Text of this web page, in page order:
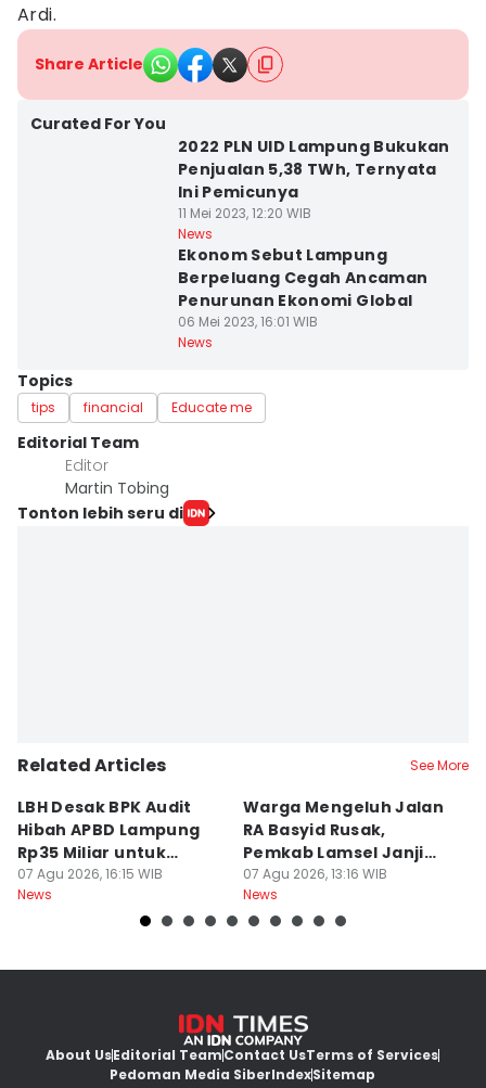
Ardi.
Share Article
Curated For You
2022 PLN UID Lampung Bukukan
Penjualan 5,38 TWh, Ternyata
Ini Pemicunya
11 Mei 2023, 12:20 WIB
News
Ekonom Sebut Lampung
Berpeluang Cegah Ancaman
Penurunan Ekonomi Global
06 Mei 2023, 16:01 WIB
News
Topics
tips financial Educate me
Editorial Team
Editor
Martin Tobing
Tonton lebih seru di
Related Articles See More
LBH Desak BPK Audit
Hibah APBD Lampung
Rp35 Miliar untuk
Kejaksaan
07 Agu 2026, 16:15 WIB
News
Warga Mengeluh Jalan
RA Basyid Rusak,
Pemkab Lamsel Janji
Segera Perbaiki
07 Agu 2026, 13:16 WIB
News
About UsEditorial TeamContact UsTerms of Services
Pedoman Media SiberIndexSitemap